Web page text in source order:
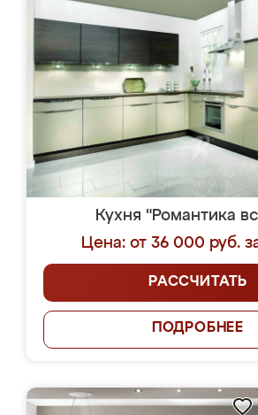
Кухня "Романтика
Цена: от 36 000 руб.
РАССЧИТАТЬ
ПОДРОБНЕЕ